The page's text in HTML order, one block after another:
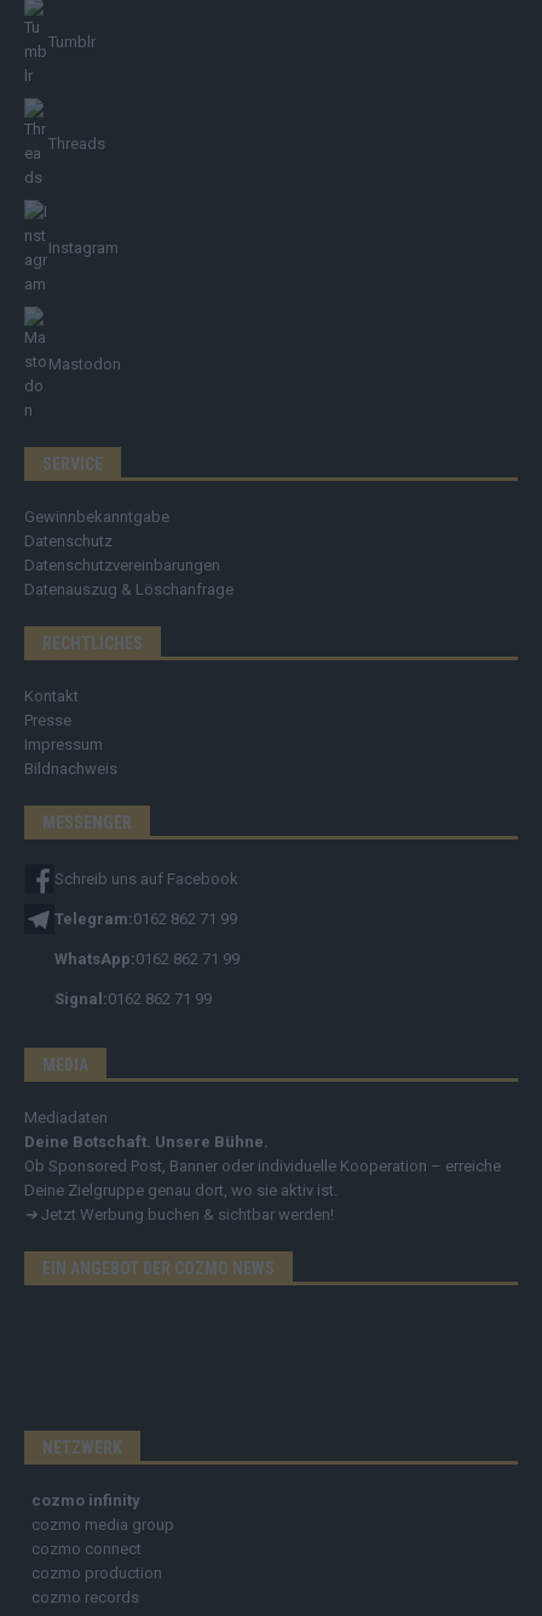
Tumblr
Threads
Instagram
Mastodon
SERVICE
Gewinnbekanntgabe
Datenschutz
Datenschutzvereinbarungen
Datenauszug & Löschanfrage
RECHTLICHES
Kontakt
Presse
Impressum
Bildnachweis
MESSENGER
Schreib uns auf Facebook
Telegram:0162 862 71 99
WhatsApp:0162 862 71 99
Signal:0162 862 71 99
MEDIA
Mediadaten
Deine Botschaft. Unsere Bühne.
Ob Sponsored Post, Banner oder individuelle Kooperation – erreiche
Deine Zielgruppe genau dort, wo sie aktiv ist.
➔ Jetzt Werbung buchen & sichtbar werden!
EIN ANGEBOT DER COZMO NEWS
NETZWERK
cozmo infinity
cozmo media group
cozmo connect
cozmo production
cozmo records